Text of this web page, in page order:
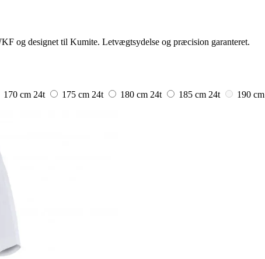
og designet til Kumite. Letvægtsydelse og præcision garanteret.
170 cm 24t 175 cm 24t 180 cm 24t 185 cm 24t 190 cm